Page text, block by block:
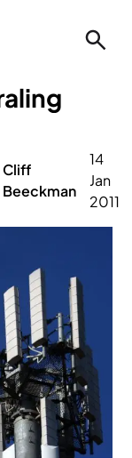
Cliff
Beeckman
14
Jan
2011